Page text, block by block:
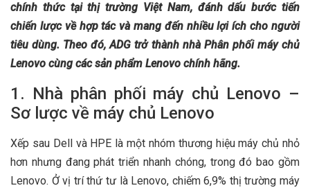
chính thức tại thị trường Việt Nam, đánh dấu bước tiến
chiến lược về hợp tác và mang đến nhiều lợi ích cho người
tiêu dùng. Theo đó, ADG trở thành nhà Phân phối máy chủ
Lenovo cùng các sản phẩm Lenovo chính hãng.
1. Nhà phân phối máy chủ Lenovo –
Sơ lược về máy chủ Lenovo
Xếp sau Dell và HPE là một nhóm thương hiệu máy chủ nhỏ
hơn nhưng đang phát triển nhanh chóng, trong đó bao gồm
Lenovo. Ở vị trí thứ tư là Lenovo, chiếm 6,9% thị trường máy